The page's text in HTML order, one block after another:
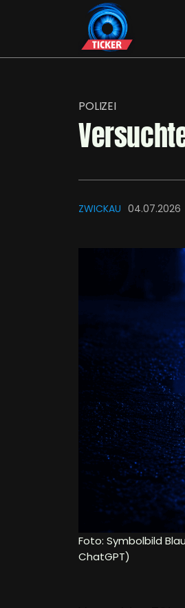
POLIZEI
ZWICKAU 04.07.2026
Foto: Symbolbild
ChatGPT)